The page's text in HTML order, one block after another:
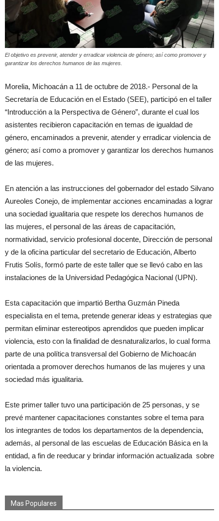
El objetivo es prevenir, atender y erradicar violencia de género; así como promover y
garantizar los derechos humanos de las mujeres.
Morelia, Michoacán a 11 de octubre de 2018.- Personal de la
Secretaría de Educación en el Estado (SEE), participó en el taller
“Introducción a la Perspectiva de Género”, durante el cual los
asistentes recibieron capacitación en temas de igualdad de
género, encaminados a prevenir, atender y erradicar violencia de
género; así como a promover y garantizar los derechos humanos
de las mujeres.
En atención a las instrucciones del gobernador del estado Silvano
Aureoles Conejo, de implementar acciones encaminadas a lograr
una sociedad igualitaria que respete los derechos humanos de
las mujeres, el personal de las áreas de capacitación,
normatividad, servicio profesional docente, Dirección de personal
y de la oficina particular del secretario de Educación, Alberto
Frutis Solís, formó parte de este taller que se llevó cabo en las
instalaciones de la Universidad Pedagógica Nacional (UPN).
Esta capacitación que impartió Bertha Guzmán Pineda
especialista en el tema, pretende generar ideas y estrategias que
permitan eliminar estereotipos aprendidos que pueden implicar
violencia, esto con la finalidad de desnaturalizarlos, lo cual forma
parte de una política transversal del Gobierno de Michoacán
orientada a promover derechos humanos de las mujeres y una
sociedad más igualitaria.
Este primer taller tuvo una participación de 25 personas, y se
prevé mantener capacitaciones constantes sobre el tema para
los integrantes de todos los departamentos de la dependencia,
además, al personal de las escuelas de Educación Básica en la
entidad, a fin de reeducar y brindar información actualizada sobre
la violencia.
Mas Populares